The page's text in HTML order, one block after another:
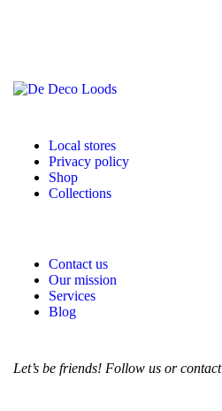
Local stores
Privacy policy
Shop
Collections
Contact us
Our mission
Services
Blog
Let’s be friends! Follow us or contact